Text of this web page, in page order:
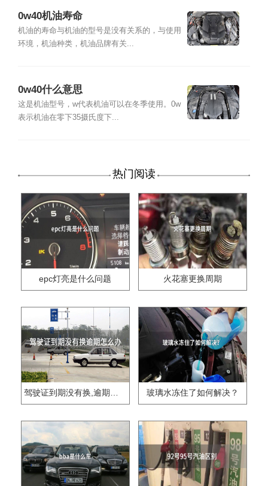
0w40机油寿命
机油的寿命与机油的型号是没有关系的，与使用
环境，机油种类，机油品牌有关...
0w40什么意思
这是机油型号，w代表机油可以在冬季使用。0w
表示机油在零下35摄氏度下...
热门阅读
epc灯亮是什么问题 火花塞更换周期
驾驶证到期没有换,逾期怎么办?? 玻璃水冻住了如何解决？